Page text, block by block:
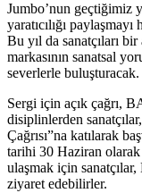
Jumbo’nun geçtiğimiz
yaratıcılığı
Bu yıl da sanatçıları
markasının sanatsal
severlerle buluşturacak.
Sergi için açık çağrı,
disiplinlerden
Çağrısı”na katılarak
tarihi 30 Haziran
ulaşmak için
ziyaret edebilirler.